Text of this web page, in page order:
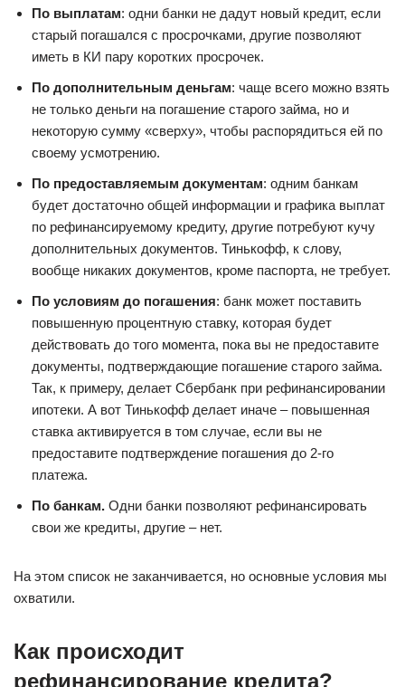
По выплатам: одни банки не дадут новый кредит, если
старый погашался с просрочками, другие позволяют
иметь в КИ пару коротких просрочек.
По дополнительным деньгам: чаще всего можно взять
не только деньги на погашение старого займа, но и
некоторую сумму «сверху», чтобы распорядиться ей по
своему усмотрению.
По предоставляемым документам: одним банкам
будет достаточно общей информации и графика выплат
по рефинансируемому кредиту, другие потребуют кучу
дополнительных документов. Тинькофф, к слову,
вообще никаких документов, кроме паспорта, не требует.
По условиям до погашения: банк может поставить
повышенную процентную ставку, которая будет
действовать до того момента, пока вы не предоставите
документы, подтверждающие погашение старого займа.
Так, к примеру, делает Сбербанк при рефинансировании
ипотеки. А вот Тинькофф делает иначе – повышенная
ставка активируется в том случае, если вы не
предоставите подтверждение погашения до 2-го
платежа.
По банкам. Одни банки позволяют рефинансировать
свои же кредиты, другие – нет.
На этом список не заканчивается, но основные условия мы
охватили.
Как происходит
рефинансирование кредита?